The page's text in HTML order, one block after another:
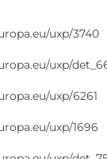
uxp/3740
uxp/
uxp/6261
uxp/1696